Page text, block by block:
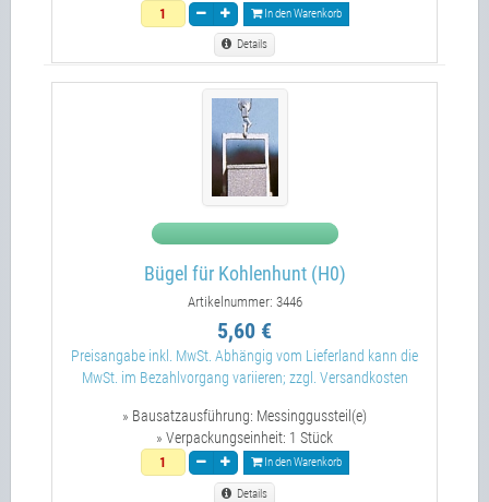
In den Warenkorb
Details
Bügel für Kohlenhunt (H0)
Artikelnummer: 3446
5,60 €
Preisangabe inkl. MwSt. Abhängig vom Lieferland kann die
MwSt. im Bezahlvorgang variieren; zzgl. Versandkosten
» Bausatzausführung: Messinggussteil(e)
» Verpackungseinheit: 1 Stück
In den Warenkorb
Details